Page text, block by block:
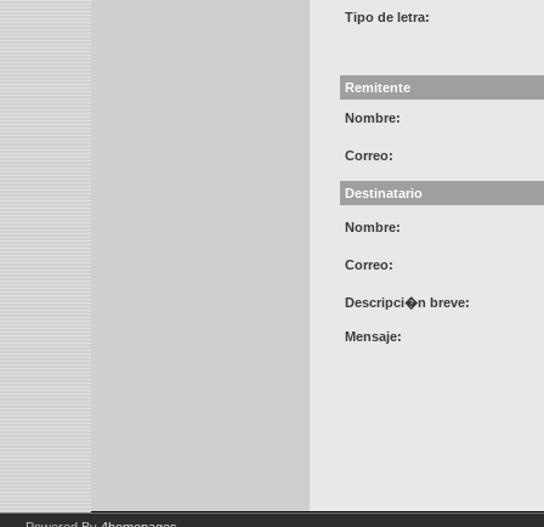
Tipo de letra:
Remitente
Nombre:
Correo:
Destinatario
Nombre:
Correo:
Descripci�n breve:
Mensaje: